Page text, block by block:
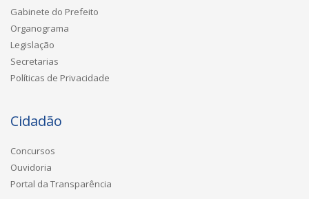
Gabinete do Prefeito
Organograma
Legislação
Secretarias
Políticas de Privacidade
Cidadão
Concursos
Ouvidoria
Portal da Transparência